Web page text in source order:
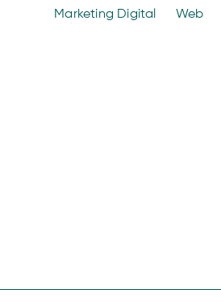
Marketing Digital Web